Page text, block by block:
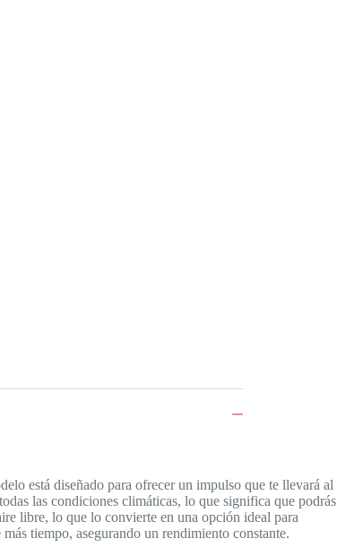
está diseñado para ofrecer un impulso que te llevará al
las condiciones climáticas, lo que significa que podrás
libre, lo que lo convierte en una opción ideal para
tiempo, asegurando un rendimiento constante.